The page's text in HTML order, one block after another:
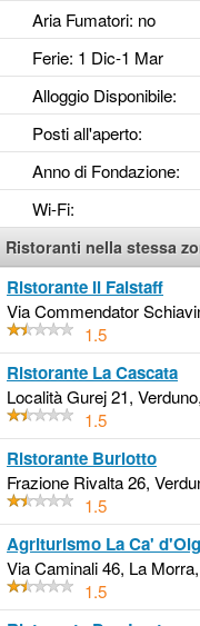
Aria Fumatori: no
Ferie: 1 Dic-1 Mar
Alloggio Disponibile:
Posti all'aperto:
Anno di Fondazione:
Wi-Fi:
Ristoranti nella stessa
Ristorante Il Falstaff
Via Commendator
1.5
Ristorante La Cascata
Località Gurej 21,
1.5
Ristorante Burlotto
Frazione Rivalta 26,
1.5
Agriturismo La Ca'
Via Caminali 46, La
1.5